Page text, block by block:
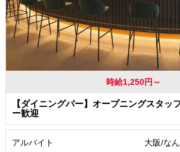
時給1,250円～
【ダイニングバー】オープニングスタッ
ー歓迎
アルバイト 大阪/な